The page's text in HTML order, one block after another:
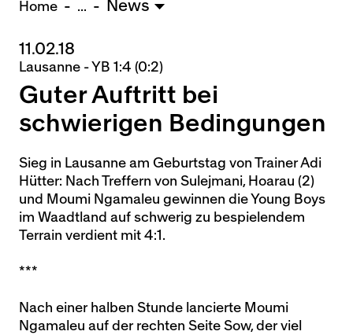
U15 - TOBE *
10:0
Nachwuchs Frauen
Ostermundigen - FU20 *
Biel - FU18 *
0:4
Thörishaus - FU15
12:1
* = Testspiel / (C) = Cupspiel
Home ... News
11.02.18
Lausanne - YB 1:4 (0:2)
Guter Auftritt bei
schwierigen Bedingungen
Sieg in Lausanne am Geburtstag von Trainer Adi
Hütter: Nach Treffern von Sulejmani, Hoarau (2)
und Moumi Ngamaleu gewinnen die Young Boys
im Waadtland auf schwerig zu bespielendem
Terrain verdient mit 4:1.
***
Nach einer halben Stunde lancierte Moumi
Ngamaleu auf der rechten Seite Sow, der viel